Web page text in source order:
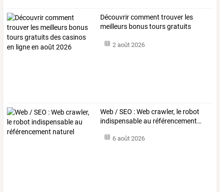
Découvrircomment trouver les
meilleurs bonustoursgratuits
2 août 2026
Web /SEO :Webcrawler, le robot
indispensableau référencement…
6 août 2026